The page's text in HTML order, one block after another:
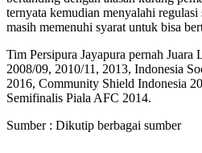
ternyata kemudian menyalahi
masih memenuhi syarat untuk bisa
Tim Persipura Jayapura pernah Juara
2008/09, 2010/11, 2013, Indonesia
2016, Community Shield Indonesia
Semifinalis Piala AFC 2014.
Sumber : Dikutip berbagai sumber